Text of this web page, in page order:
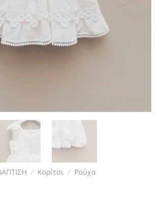
/ Κορίτσι / Ρούχα